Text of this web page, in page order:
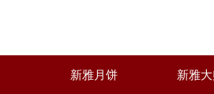
新雅月饼 新雅